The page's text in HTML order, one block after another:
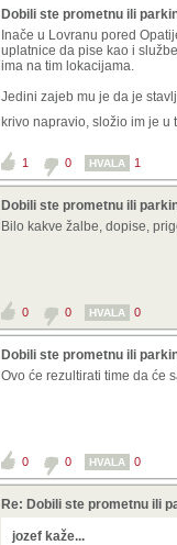
Dobili ste prometnu ili
Inače u Lovranu pored
uplatnice da pise kao i
ima na tim lokacijama.
Jedini zajeb mu je da je
krivo napravio, složio im je
1 0 HVALA 1
Dobili ste prometnu ili
Bilo kakve žalbe, dopise,
0 0 HVALA 0
Dobili ste prometnu ili
Ovo će rezultirati time da će
0 0 HVALA 0
Re: Dobili ste prometnu ili
jozef kaže...